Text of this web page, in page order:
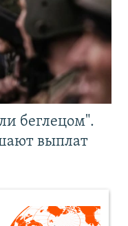
беглецом".
выплат